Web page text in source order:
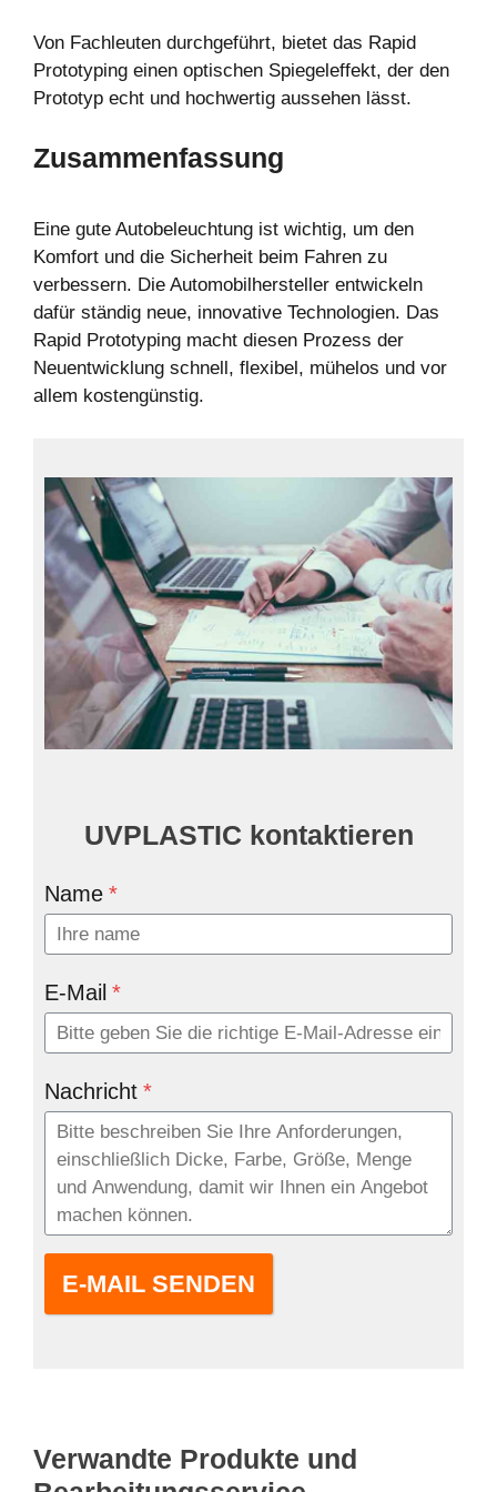
Von Fachleuten durchgeführt, bietet das Rapid
Prototyping einen optischen Spiegeleffekt, der den
Prototyp echt und hochwertig aussehen lässt.
Zusammenfassung
Eine gute Autobeleuchtung ist wichtig, um den
Komfort und die Sicherheit beim Fahren zu
verbessern. Die Automobilhersteller entwickeln
dafür ständig neue, innovative Technologien. Das
Rapid Prototyping macht diesen Prozess der
Neuentwicklung schnell, flexibel, mühelos und vor
allem kostengünstig.
UVPLASTIC kontaktieren
Name *
E-Mail *
Nachricht *
E-MAIL SENDEN
Verwandte Produkte und